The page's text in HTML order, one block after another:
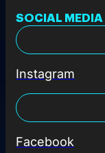
SOCIAL MEDIA
Instagram
Facebook